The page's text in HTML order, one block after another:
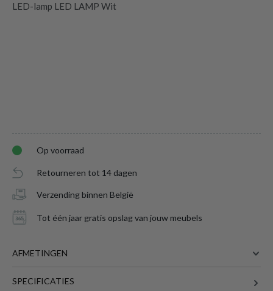
LED-lamp LED LAMP Wit
Op voorraad
Retourneren tot 14 dagen
Verzending binnen België
Tot één jaar gratis opslag van jouw meubels
AFMETINGEN
SPECIFICATIES